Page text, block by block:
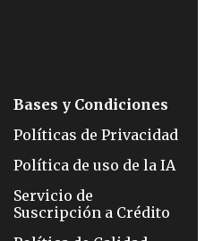
Bases y Condiciones
Políticas de Privacidad
Política de uso de la IA
Servicio de
Suscripción a Crédito